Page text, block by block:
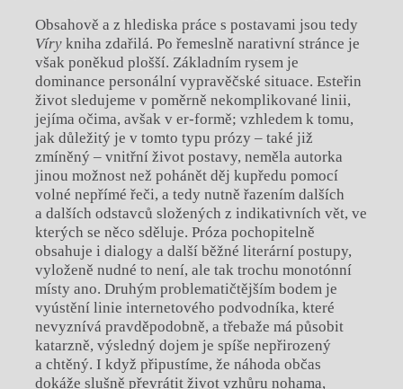
Obsahově a z hlediska práce s postavami jsou tedy
Vírykniha zdařilá. Po řemeslně narativní stránce je
však poněkud plošší. Základním rysem je
dominance personální vypravěčské situace. Esteřin
život sledujeme v poměrně nekomplikované linii,
jejíma očima, avšak v er-formě; vzhledem k tomu,
jak důležitý je v tomto typu prózy – také již
zmíněný – vnitřní život postavy, neměla autorka
jinou možnost než pohánět děj kupředu pomocí
volné nepřímé řeči, a tedy nutně řazením dalších
a dalších odstavců složených z indikativních vět, ve
kterých se něco sděluje. Próza pochopitelně
obsahuje i dialogy a další běžné literární postupy,
vyloženě nudné to není, ale tak trochu monotónní
místy ano. Druhým problematičtějším bodem je
vyústění linie internetového podvodníka, které
nevyznívá pravděpodobně, a třebaže má působit
katarzně, výsledný dojem je spíše nepřirozený
a chtěný. I když připustíme, že náhoda občas
dokáže slušně převrátit život vzhůru nohama,